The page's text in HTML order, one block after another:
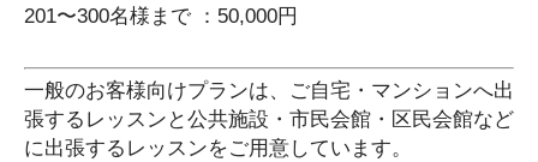
201〜300名様まで ：50,000円
一般のお客様向けプランは、ご自宅・マンションへ出
張するレッスンと公共施設・市民会館・区民会館など
に出張するレッスンをご用意しています。